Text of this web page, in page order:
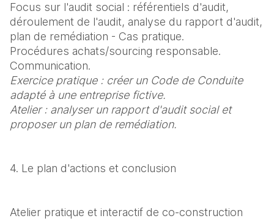
Focus sur l'audit social : référentiels d'audit,
déroulement de l'audit, analyse du rapport d'audit,
plan de remédiation - Cas pratique.
Procédures achats/sourcing responsable.
Exercice pratique : créer un Code de Conduite
adapté à une entreprise fictive.
Atelier : analyser un rapport d'audit social et
proposer un plan de remédiation.
4. Le plan d'actions et conclusion
Atelier pratique et interactif de co-construction